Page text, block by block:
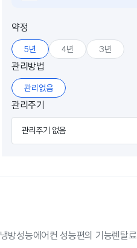
약정
5년 4년 3년
관리방법
관리없음
관리주기
관리주기 없음
냉방성능에어컨 성능편의 기능렌탈료